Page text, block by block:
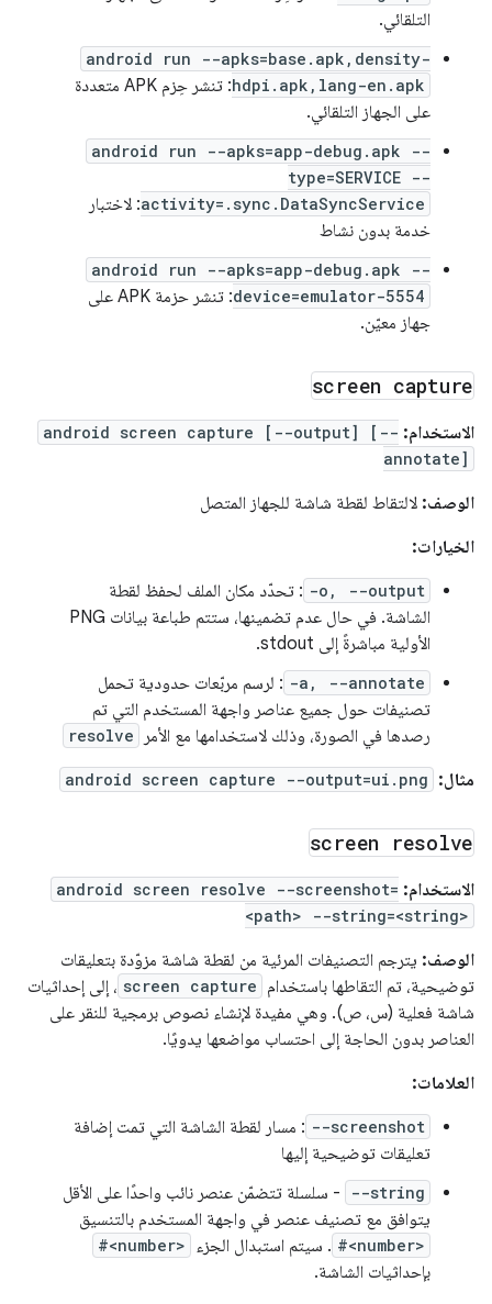
التلقائي.
android run --apks=base.apk,density-
hdpi.apk,lang-en.apk
: تنشر حِزم APK متعددة
على الجهاز التلقائي.
android run --apks=app-debug.apk --
type=SERVICE --
activity=.sync.DataSyncService: لاختبار
خدمة بدون نشاط
android run --apks=app-debug.apk --
device=emulator-5554
: تنشر حزمة APK على
جهاز معيّن.
screen capture
الاستخدام: android screen capture [--output] [--
annotate]
الوصف: لالتقاط لقطة شاشة للجهاز المتصل
الخيارات:
-o, --output : تحدّد مكان الملف لحفظ لقطة
الشاشة. في حال عدم تضمينها، ستتم طباعة بيانات PNG
الأولية مباشرةً إلى stdout.
-a, --annotate : لرسم مربّعات حدودية تحمل
تصنيفات حول جميع عناصر واجهة المستخدم التي تم
رصدها في الصورة، وذلك لاستخدامها مع الأمر
resolve
مثال: android screen capture --output=ui.png
screen resolve
الاستخدام: android screen resolve --screenshot=
<path> --string=<string>
الوصف: يترجم التصنيفات المرئية من لقطة شاشة مزوّدة بتعليقات
توضيحية، تم التقاطها باستخدام screen capture ، إلى إحداثيات
شاشة فعلية (س، ص). وهي مفيدة لإنشاء نصوص برمجية للنقر على
العناصر بدون الحاجة إلى احتساب مواضعها يدويًا.
العلامات:
--screenshot : مسار لقطة الشاشة التي تمت إضافة
تعليقات توضيحية إليها
--string
- سلسلة تتضمّن عنصر نائب واحدًا على الأقل
يتوافق مع تصنيف عنصر في واجهة المستخدم بالتنسيق
#<number> . سيتم استبدال الجزء #<number>
بإحداثيات الشاشة.